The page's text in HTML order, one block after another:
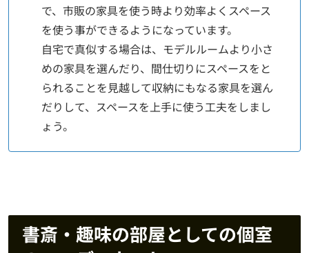
で、市販の家具を使う時より効率よくスペース
を使う事ができるようになっています。
自宅で真似する場合は、モデルルームより小さ
めの家具を選んだり、間仕切りにスペースをと
られることを見越して収納にもなる家具を選ん
だりして、スペースを上手に使う工夫をしまし
ょう。
書斎・趣味の部屋としての個室